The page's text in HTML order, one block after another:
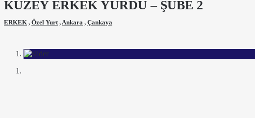
KUZEY ERKEK YURDU – ŞUBE 2
ERKEK , Özel Yurt , Ankara , Çankaya